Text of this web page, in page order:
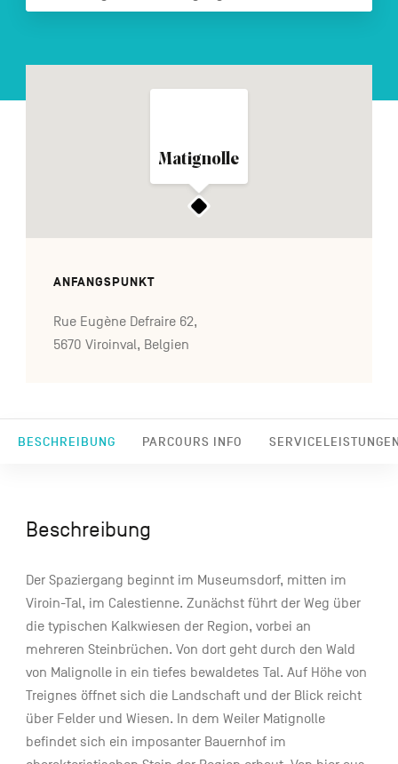
FR NL EN
Navigation
BESCHREIBUNG PARCOURS INFO
Matignolle
ANFANGSPUNKT
Rue Eugène Defraire 62,
5670 Viroinval, Belgien
Beschreibung
Der Spaziergang beginnt im Museumsdorf, mitten im
Viroin-Tal, im Calestienne. Zunächst führt der Weg über
die typischen Kalkwiesen der Region, vorbei an
mehreren Steinbrüchen. Von dort geht durch den Wald
von Malignolle in ein tiefes bewaldetes Tal. Auf Höhe von
Treignes öffnet sich die Landschaft und der Blick reicht
über Felder und Wiesen. In dem Weiler Matignolle
befindet sich ein imposanter Bauernhof im